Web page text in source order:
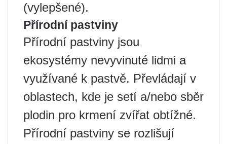
(vylepšené).
Přírodní pastviny
Přírodní pastviny jsou
ekosystémy nevyvinuté lidmi a
využívané k pastvě. Převládají v
oblastech, kde je setí a/nebo sběr
plodin pro krmení zvířat obtížné.
Přírodní pastviny se rozlišují